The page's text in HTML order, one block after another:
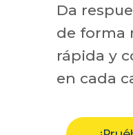
Da
de forma
rápida y
en cada